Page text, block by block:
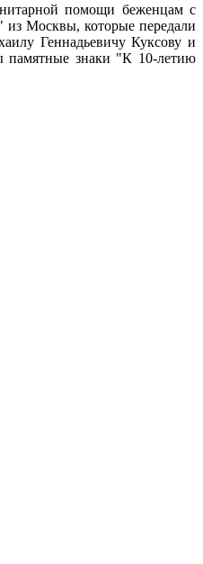
помощи беженцам с
Москвы, которые передали
Геннадьевичу Куксову и
памятные знаки "К 10-летию